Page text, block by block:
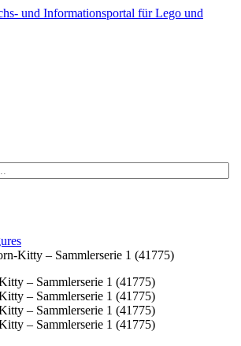
Kitty – Sammlerserie 1 (41775)